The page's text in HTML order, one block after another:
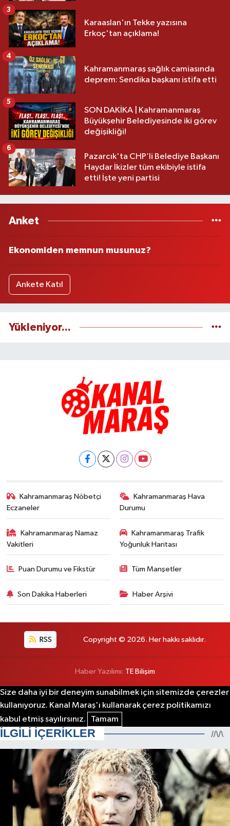
Karaaslan'ın Tekke yazısına
Erkoç'tan açıklama!
3
Kahramanmaraş sağlık camiasında
deprem: Sendika başkanı istifa etti
4
SON DAKİKA | Kahramanmaraş
Büyükşehir Belediyesinde iki görev
değişikliği!
5
Pazarcık'ta CHP’li Belediye Başkanı
Haydar İkizler tüm ekibiyle istifa
etti! İşte yeni partisi
6
Anket
Ekonomiden memnun musunuz?
Ankete Katıl
Yükleniyor...
Kahramanmaraş Nöbetçi
Eczaneler
Kahramanmaraş Hava
Durumu
Kahramanmaraş Namaz
Vakitleri
Kahramanmaraş Trafik
Yoğunluk Haritası
Puan Durumu ve Fikstür Tüm Manşetler
Son Dakika Haberleri Haber Arşivi
RSS Copyright © 2026. Her hakkı saklıdır.
Haber Yazılımı: TE Bilişim
Size daha iyi bir deneyim sunabilmek için sitemizde çerezler
kullanıyoruz. Kanal Maraş'ı kullanarak çerez politikamızı
kabul etmiş sayılırsınız.
Tamam